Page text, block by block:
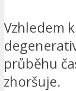
Vzhledem
průběhu
zhoršuje.